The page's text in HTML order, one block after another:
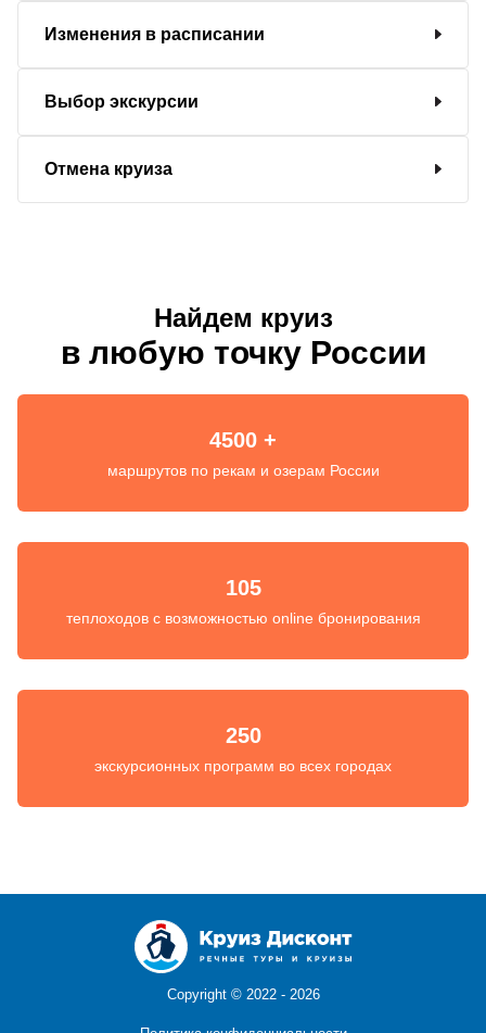
Изменения в расписании
Выбор экскурсии
Отмена круиза
Найдем круиз
в любую точку России
4500 +
маршрутов по рекам и озерам России
105
теплоходов с возможностью online бронирования
250
экскурсионных программ во всех городах
Copyright © 2022 - 2026